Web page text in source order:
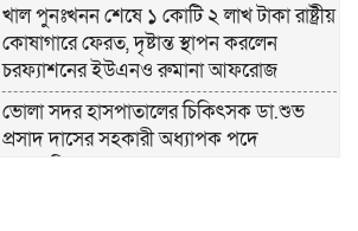
খাল পুনঃখনন শেষে ১ কোটি ২ লাখ টাকা রাষ্ট্রীয়
কোষাগারে ফেরত, দৃষ্টান্ত স্থাপন করলেন
চরফ্যাশনের ইউএনও রুমানা আফরোজ
ভোলা সদর হাসপাতালের চিকিৎসক ডা.শুভ
প্রসাদ দাসের সহকারী অধ্যাপক পদে